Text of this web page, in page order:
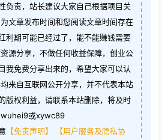
负责，站长建议大家自己根据项目关
文章发布时间和您阅读文章时间存在
利期可能已经过了，能不能赚钱需要
源分享，不做任何收益保障，创业公
我免费分享出来的，希望大家可以认
来自互联网公开分享，并不代表本站
版权利益，请联系本站删除，将及时
wuhei9或xywc89
【免责声明】
【用户服务及隐私协